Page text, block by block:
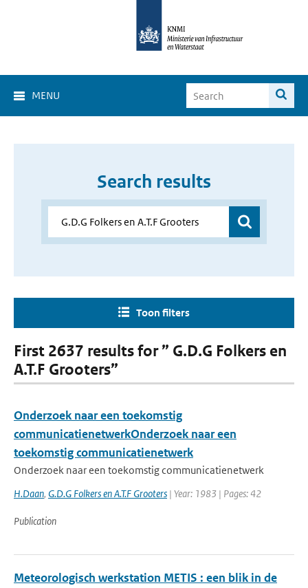
MENU
Search results
Toon filters
First 2637 results for ” G.D.G Folkers en
A.T.F Grooters”
Onderzoek naar een toekomstig
communicatienetwerkOnderzoek naar een
toekomstig communicatienetwerk
Onderzoek naar een toekomstig communicatienetwerk
H.Daan, G.D.G Folkers en A.T.F Grooters | Year: 1983 | Pages: 42
Publication
Meteorologisch werkstation METIS : een blik in de